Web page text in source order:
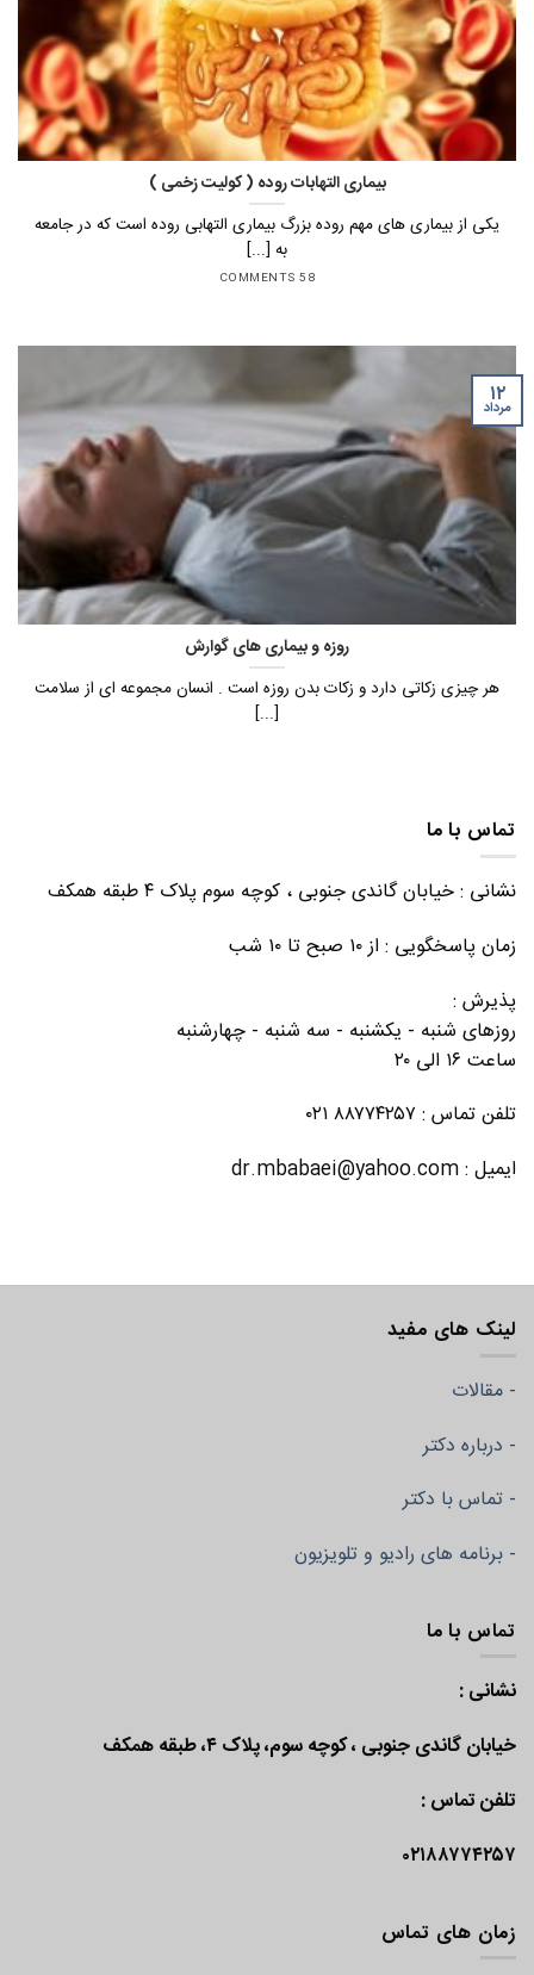
بیماری التهابات روده ( کولیت زخمی )
یکی از بیماری های مهم روده بزرگ بیماری التهابی روده است که در جامعه
به [...]
58 COMMENTS
روزه و بیماری های گوارش
هر چیزی زکاتی دارد و زکات بدن روزه است . انسان مجموعه ای از سلامت
[...]
۱۲
مرداد
تماس با ما
نشانی : خیابان گاندی جنوبی ، کوچه سوم پلاک ۴ طبقه همکف
زمان پاسخگویی : از ۱۰ صبح تا ۱۰ شب
پذیرش :
روزهای شنبه - یکشنبه - سه شنبه - چهارشنبه
ساعت ۱۶ الی ۲۰
تلفن تماس : ۸۸۷۷۴۲۵۷ ۰۲۱
ایمیل : dr.mbabaei@yahoo.com
لینک های مفید
- مقالات
- درباره دکتر
- تماس با دکتر
- برنامه های رادیو و تلویزیون
تماس با ما
نشانی :
خیابان گاندی جنوبی ، کوچه سوم، پلاک ۴، طبقه همکف
تلفن تماس :
۰۲۱۸۸۷۷۴۲۵۷
زمان های تماس